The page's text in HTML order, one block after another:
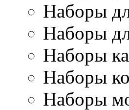
Наборы
Наборы
Наборы
Наборы
Наборы